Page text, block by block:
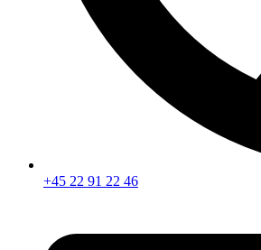
+45 22 91 22 46